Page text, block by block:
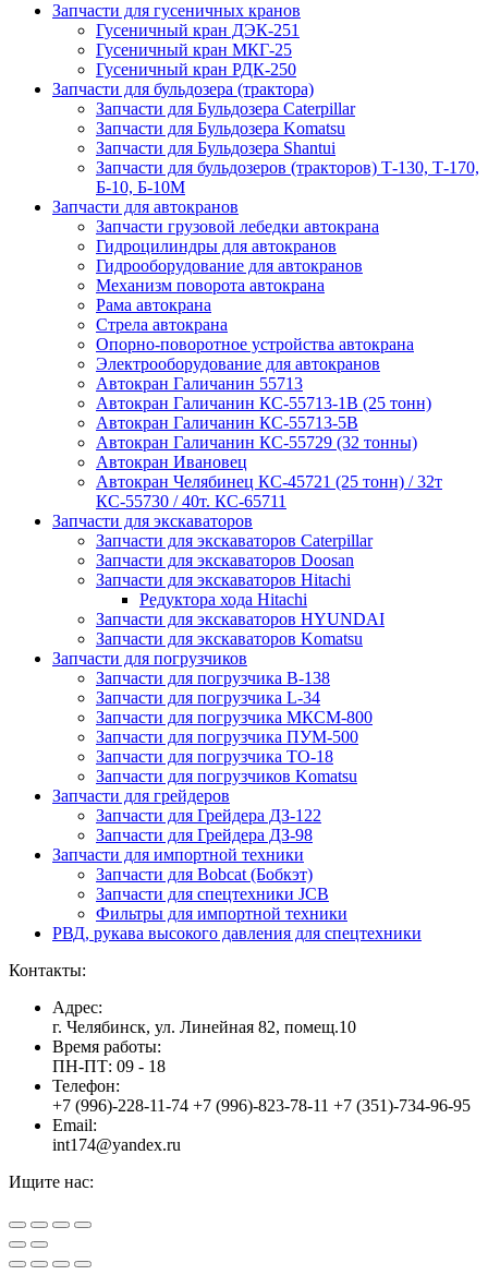
Запчасти для гусеничных кранов
Гусеничный кран ДЭК-251
Гусеничный кран МКГ-25
Гусеничный кран РДК-250
Запчасти для бульдозера (трактора)
Запчасти для Бульдозера Caterpillar
Запчасти для Бульдозера Komatsu
Запчасти для Бульдозера Shantui
Запчасти для бульдозеров (тракторов) Т-130, Т-170,
Б-10, Б-10М
Запчасти для автокранов
Запчасти грузовой лебедки автокрана
Гидроцилиндры для автокранов
Гидрооборудование для автокранов
Механизм поворота автокрана
Рама автокрана
Стрела автокрана
Опорно-поворотное устройства автокрана
Электрооборудование для автокранов
Автокран Галичанин 55713
Автокран Галичанин КС-55713-1В (25 тонн)
Автокран Галичанин КС-55713-5В
Автокран Галичанин КС-55729 (32 тонны)
Автокран Ивановец
Автокран Челябинец КС-45721 (25 тонн) / 32т
КС-55730 / 40т. КС-65711
Запчасти для экскаваторов
Запчасти для экскаваторов Caterpillar
Запчасти для экскаваторов Doosan
Запчасти для экскаваторов Hitachi
Редуктора хода Hitachi
Запчасти для экскаваторов HYUNDAI
Запчасти для экскаваторов Komatsu
Запчасти для погрузчиков
Запчасти для погрузчика B-138
Запчасти для погрузчика L-34
Запчасти для погрузчика МКСМ-800
Запчасти для погрузчика ПУМ-500
Запчасти для погрузчика ТО-18
Запчасти для погрузчиков Komatsu
Запчасти для грейдеров
Запчасти для Грейдера ДЗ-122
Запчасти для Грейдера ДЗ-98
Запчасти для импортной техники
Запчасти для Bobcat (Бобкэт)
Запчасти для спецтехники JCB
Фильтры для импортной техники
РВД, рукава высокого давления для спецтехники
Контакты:
Адрес:
г. Челябинск, ул. Линейная 82, помещ.10
Время работы:
ПН-ПТ: 09 - 18
Телефон:
+7 (996)-228-11-74 +7 (996)-823-78-11 +7 (351)-734-96-95
Email:
int174@yandex.ru
Ищите нас:
Страница
YouTube
открывается
Страница
Viber
открывается
Страница
WhatsApp
открывается
Вверх